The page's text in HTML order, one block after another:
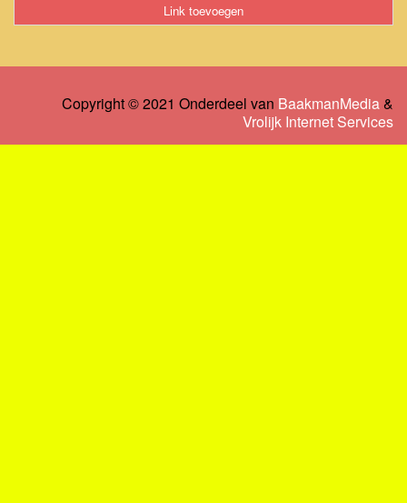
Link toevoegen
Copyright © 2021 Onderdeel van BaakmanMedia&
Vrolijk Internet Services